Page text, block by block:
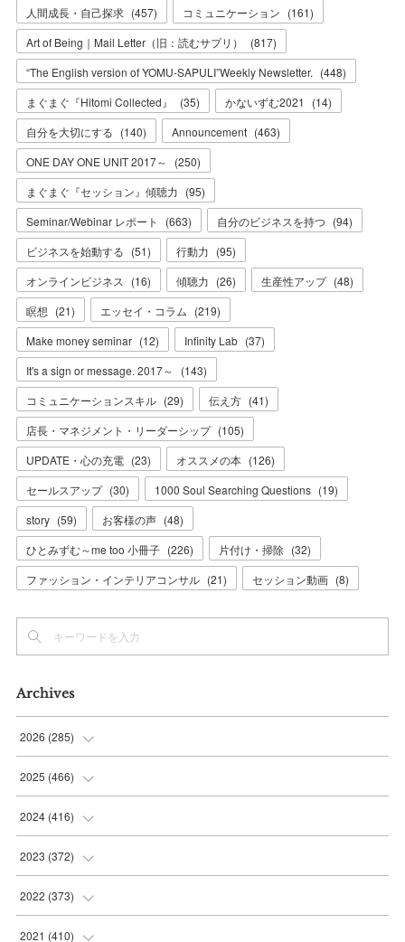
人間成長・自己探求 (457) コミュニケーション (161)
Art of Being｜Mail Letter（旧：読むサプリ）
(817)
“The English version of YOMU-SAPULI”Weekly Newsletter. (448)
まぐまぐ『Hitomi Collected』
(35) かないずむ2021 (14)
自分を大切にする (140) Announcement (463)
ONE DAY ONE UNIT 2017～
(250)
まぐまぐ『セッション』傾聴力 (95)
Seminar/Webinar レポート
(663) 自分のビジネスを持つ (94)
ビジネスを始動する (51) 行動力 (95)
オンラインビジネス
(16) 傾聴力 (26) 生産性アップ (48)
瞑想 (21) エッセイ・コラム (219)
Make money seminar (12) Infinity Lab (37)
It's a sign or message. 2017～
(143)
コミュニケーションスキル (29) 伝え方 (41)
店長・マネジメント・リーダーシップ (105)
UPDATE・心の充電 (23) オススメの本 (126)
セールスアップ (30) 1000 Soul Searching Questions (19)
story (59) お客様の声 (48)
ひとみずむ～me too 小冊子 (226) 片付け・掃除 (32)
ファッション・インテリアコンサル (21) セッション動画 (8)
Archives
2026 (285)
(6)
(36
(37
(42
2025 (466)
(56
(37
(35
(36
2024 (416)
(38
(39
(38
2023 (372)
(31
(30
2022 (373)
(31
2021 (410)